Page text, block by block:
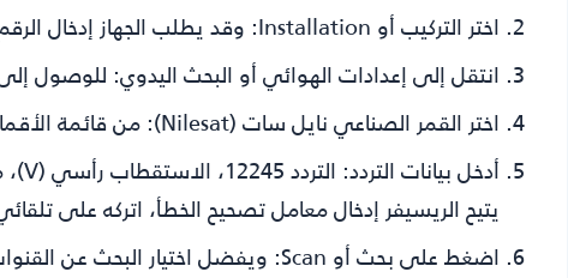
اختر التركيب أو Installation:
وقد يطلب الجهاز إدخال الرقم السري،
انتقل إلى إعدادات الهوائي أو البحث اليدوي: للوصول
اختر القمر الصناعي نايل سات (Nilesat):
من قائمة
أدخل بيانات التردد:
يتيح الريسيفر إدخال معامل تصحيح الخطأ، اتركه على
اضغط على بحث أو Scan:
ويفضل اختيار البحث عن